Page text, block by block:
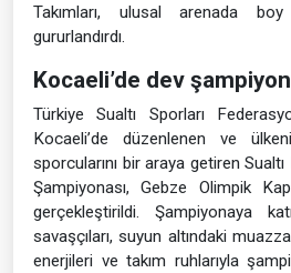
Takımları, ulusal arenada
gururlandırdı.
Kocaeli’de dev
Türkiye Sualtı Sporları
Kocaeli’de düzenlenen ve
sporcularını bir araya getiren
Şampiyonası, Gebze Olimpik
gerçekleştirildi. Şampiyonaya
savaşçıları, suyun altındaki
enerjileri ve takım ruhlarıyla